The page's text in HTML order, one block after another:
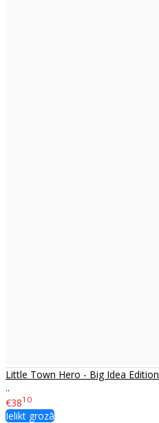
Little Town Hero - Big Idea Edition
..
€3810
Ielikt grozā